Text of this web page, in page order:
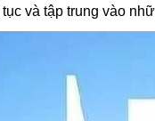
và tập trung vào